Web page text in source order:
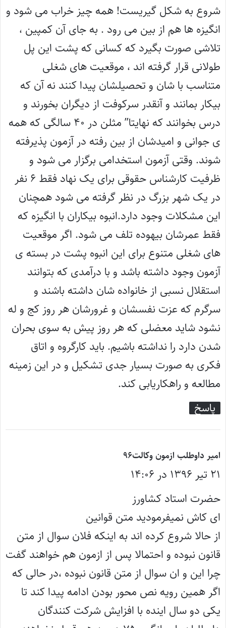
شروع به شکل گیریست! همه چیز خراب می شود و
انگیزه ها هم از بین می رود . به جای آن کمپین ،
تلاشی صورت بگیرد که کسانی که پشت این پل
طولانی قرار گرفته اند ، موقعیت های شغلی
متناسب با شان و تحصیلشان پیدا کنند نه آن که
بیکار بمانند و آنقدر سرکوفت از دیگران بخورند و
درس بخوانند که نهایتا” مثلن در ۴۰ سالگی که همه
ی جوانی و امیدشان از بین رفته در آزمون پذیرفته
شوند. وقتی آزمون استخدامی برگزار می شود و
ظرفیت کارشناس حقوقی برای یک نهاد فقط ۶ نفر
در یک شهر بزرگ در نظر گرفته می شود همچنان
این مشکلات وجود دارد.انبوه بیکاران با انگیزه که
فقط عمرشان بیهوده تلف می شود. اگر موقعیت
های شغلی متنوع برای این انبوه پشت در بسته ی
آزمون وجود داشته باشد و با درآمدی که بتوانند
استقلال نسبی از خانواده شان داشته باشند و
سرگرم که عزت نفسشان و غرورشان هر روز کج و له
نشود شاید معضلی که هر روز پیش به سوی بحران
شدن دارد را نداشته باشیم. باید کارگروه و اتاق
فکری به صورت بسیار جدی تشکیل و در این زمینه
مطالعه و راهکاریابی کند.
پاسخ
امیر داوطلب ازمون وکالت۹۶
:
۲۱ تیر ۱۳۹۶ در ۱۴:۰۶
حضرت استاد کشاورز
ای کاش نمیفرمودید متن قوانین
از حالا شروع کرده اند به اینکه فلان سوال از متن
قانون نبوده و احتمالا پس از ازمون هم خواهند گفت
چرا این و ان سوال از متن قانون نبوده ،در حالی که
اگر همین رویه نص محور بودن ادامه پیدا کند تا
یکی دو سال اینده با افزایش شرکت کنندگان